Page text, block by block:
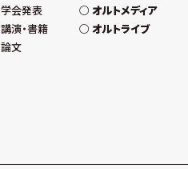
学会発表
講演・書籍
論文
オルトメディア
オルトライブ